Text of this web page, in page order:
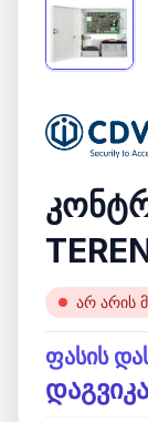
არ არის
ფასის